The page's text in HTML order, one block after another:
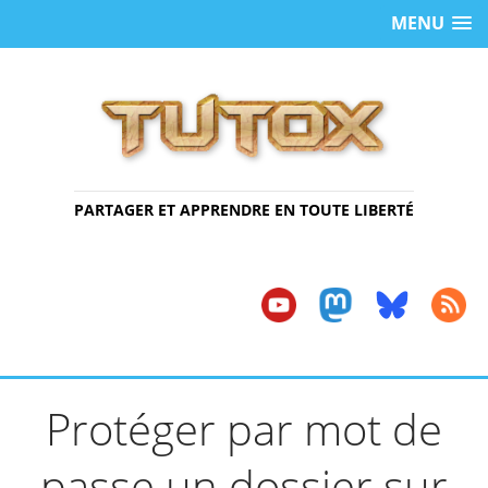
MENU
PARTAGER ET APPRENDRE EN TOUTE LIBERTÉ
Protéger par mot de